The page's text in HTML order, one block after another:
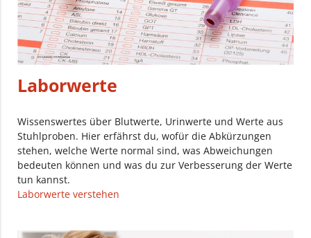
Laborwerte
Wissenswertes über Blutwerte, Urinwerte und Werte aus
Stuhlproben. Hier erfährst du, wofür die Abkürzungen
stehen, welche Werte normal sind, was Abweichungen
bedeuten können und was du zur Verbesserung der Werte
tun kannst.
Laborwerte verstehen